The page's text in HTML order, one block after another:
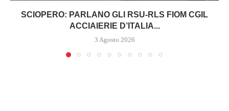
SCIOPERO: PARLANO GLI RSU-RLS FIOM CGIL
ACCIAIERIE D’ITALIA...
3 Agosto 2026